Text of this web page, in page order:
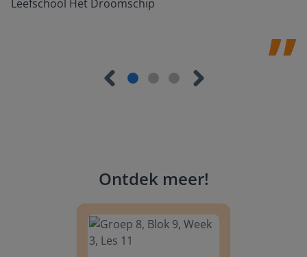
Leefschool Het Droomschip
Ontdek meer!